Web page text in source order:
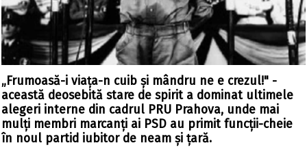
„Frumoasă-i viața-n cuib și mândru ne e crezul!" -
această deosebită stare de spirit a dominat ultimele
alegeri interne din cadrul PRU Prahova, unde mai
mulți membri marcanți ai PSD au primit funcții-cheie
în noul partid iubitor de neam și țară.